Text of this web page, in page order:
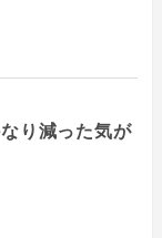
り減った気が